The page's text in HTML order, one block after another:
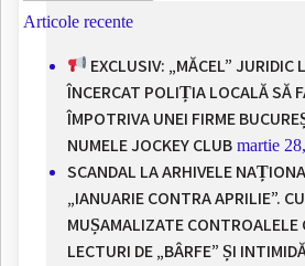
Articole recente
EXCLUSIV: „MĂCEL” JURIDIC
ÎNCERCAT POLIȚIA LOCALĂ SĂ
ÎMPOTRIVA UNEI FIRME
NUMELE JOCKEY CLUB martie
SCANDAL LA ARHIVELE
„IANUARIE CONTRA APRILIE”.
MUȘAMALIZATE CONTROALELE
LECTURI DE „BÂRFE” ȘI